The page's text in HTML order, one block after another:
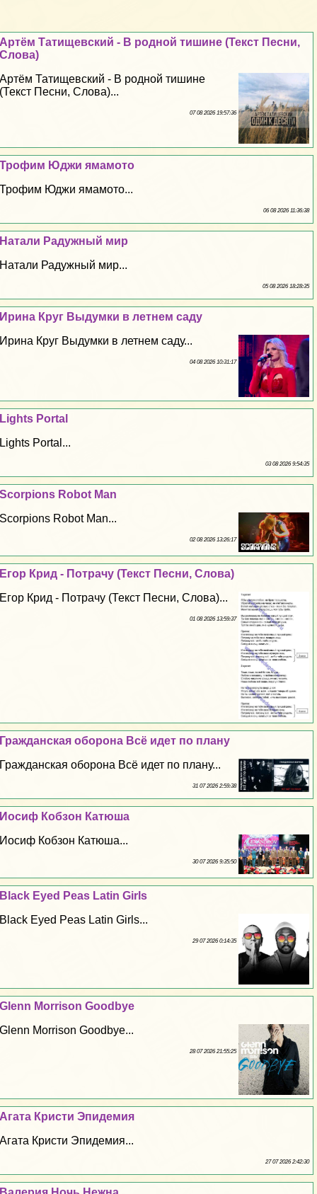
Артём Татищевский - В родной тишине (Текст Песни,
Слова)
Артём Татищевский - В родной тишине
(Текст Песни, Слова)...
07 08 2026 19:57:36
Трофим Юджи ямамото
Трофим Юджи ямамото...
06 08 2026 11:36:38
Натали Радужный мир
Натали Радужный мир...
05 08 2026 18:28:35
Ирина Круг Выдумки в летнем саду
Ирина Круг Выдумки в летнем саду...
04 08 2026 10:31:17
Lights Portal
Lights Portal...
03 08 2026 9:54:35
Scorpions Robot Man
Scorpions Robot Man...
02 08 2026 13:26:17
Егор Крид - Потрачу (Текст Песни, Слова)
Егор Крид - Потрачу (Текст Песни, Слова)...
01 08 2026 13:59:37
Гражданская оборона Всё идет по плану
Гражданская оборона Всё идет по плану...
31 07 2026 2:59:38
Иосиф Кобзон Катюша
Иосиф Кобзон Катюша...
30 07 2026 9:35:50
Black Eyed Peas Latin Girls
Black Eyed Peas Latin Girls...
29 07 2026 0:14:35
Glenn Morrison Goodbye
Glenn Morrison Goodbye...
28 07 2026 21:55:25
Агата Кристи Эпидемия
Агата Кристи Эпидемия...
27 07 2026 2:42:30